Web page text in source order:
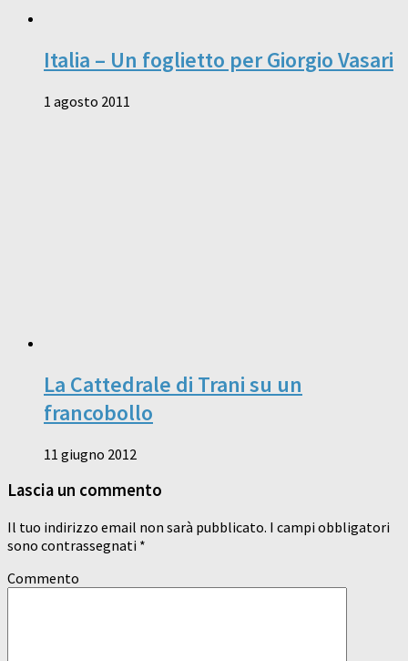
Italia – Un foglietto per Giorgio Vasari
1 agosto 2011
La Cattedrale di Trani su un
francobollo
11 giugno 2012
Lascia un commento
Il tuo indirizzo email non sarà pubblicato. I campi obbligatori
sono contrassegnati *
Commento